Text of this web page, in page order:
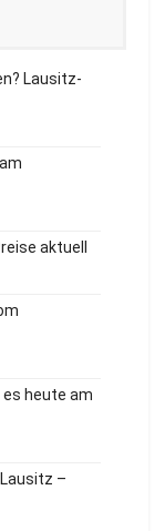
Lausitz-
aktuell
heute am
–